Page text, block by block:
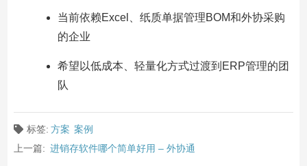
当前依赖Excel、纸质单据管理BOM和外协采购
的企业
希望以低成本、轻量化方式过渡到ERP管理的团
队
标签: 方案 案例
上一篇: 进销存软件哪个简单好用 – 外协通